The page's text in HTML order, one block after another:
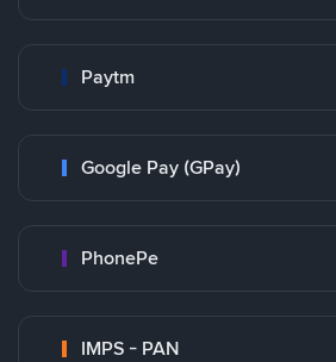
Paytm
Google Pay (GPay)
PhonePe
IMPS - PAN